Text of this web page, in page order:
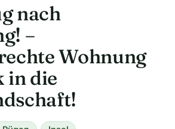
nach
–
Wohnung
in die